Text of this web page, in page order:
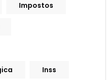
Impostos
Inss